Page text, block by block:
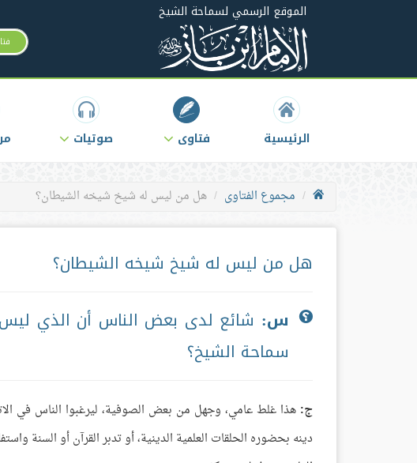
الموقع الرسمي لسماحة الشيخ
الرئيسية فتاوى صوتيات
مجموع الفتاوى هل من ليس له شيخ شيخه الشيطان؟
هل من ليس له شيخ شيخه الشيطان؟
س: شائع لدى بعض الناس أن الذي
سماحة الشيخ؟
ج: هذا غلط عامي، وجهل من بعض الصوفية، ليرغبوا الناس في
دينه بحضوره الحلقات العلمية الدينية، أو تدبر القرآن أو السنة